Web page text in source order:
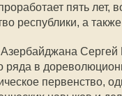
пять
республики, а
ряда в
первенство,